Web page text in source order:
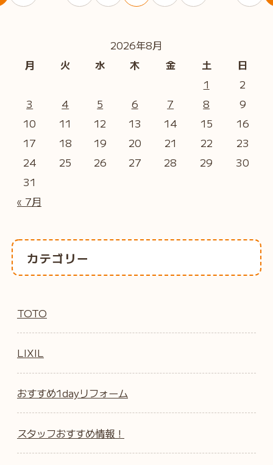
2026年8月
月
火 水 木 金 土 日
« 7月
1
2
3
4 5 6 7 8
9
10
11 12 13 14 15
16
17
18 19 20 21 22
23
24
25 26 27 28 29
30
31
カテゴリー
TOTO
LIXIL
おすすめ1dayリフォーム
スタッフおすすめ情報！